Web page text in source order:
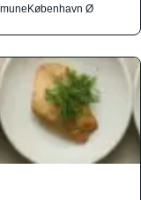
København Ø